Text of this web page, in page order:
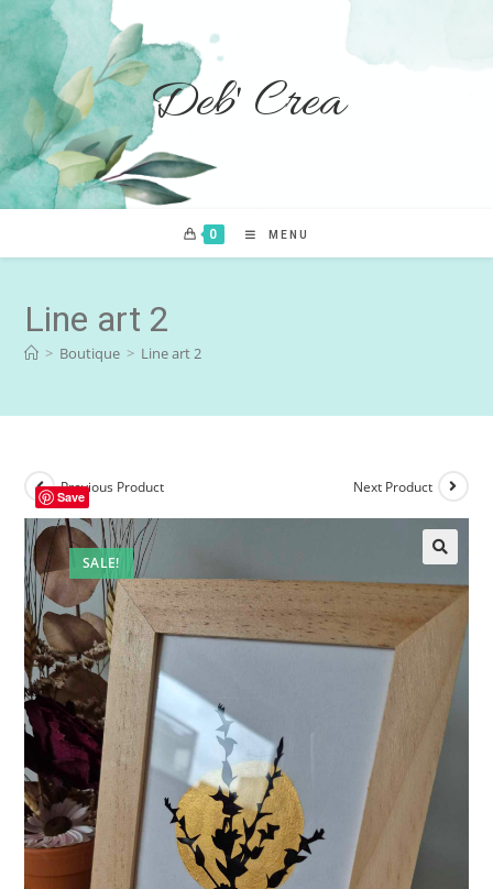
Deb' Crea
0 MENU
Line art 2
> Boutique > Line art 2
SALE!
Previous Product Next Product
Save